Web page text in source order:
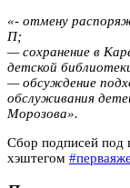
«- отмену
П;
— сохранение в
детской
— обсуждение
обслуживания
Морозова».
Сбор подписей под
хэштегом